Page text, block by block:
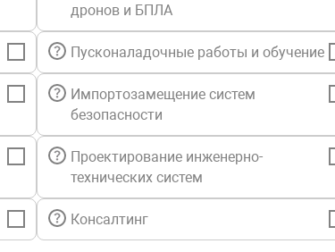
дронов и БПЛА
Пусконаладочные работы и обучение
Импортозамещение систем
безопасности
Проектирование инженерно-
технических систем
Консалтинг